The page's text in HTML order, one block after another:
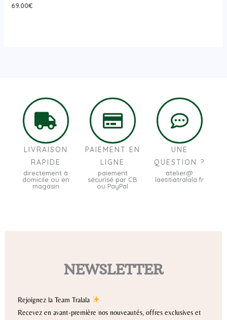
69.00€
LIVRAISON
RAPIDE
directement à
domicile ou en
magasin
PAIEMENT EN
LIGNE
paiement
sécurisé par CB
ou PayPal
UNE
QUESTION ?
atelier@
laetitiatralala.fr
NEWSLETTER
Rejoignez la Team Tralala
Recevez en avant-première nos nouveautés, offres exclusives et